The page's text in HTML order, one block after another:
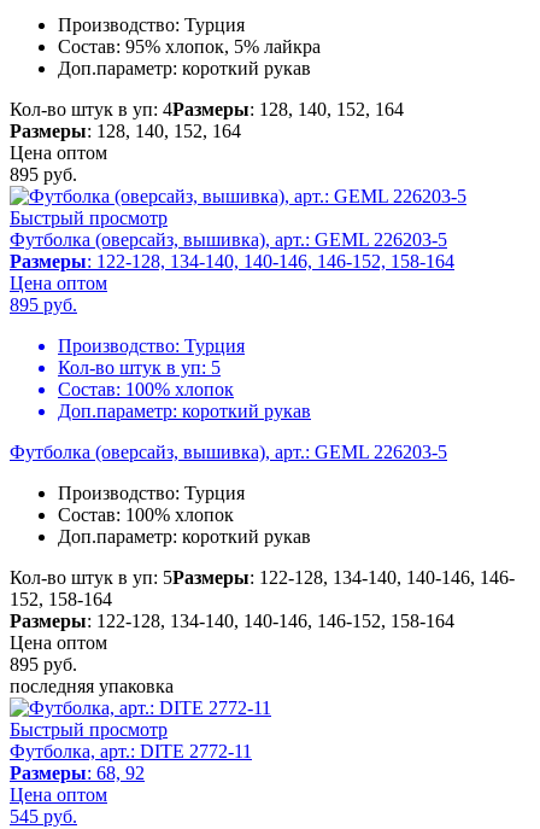
Производство: Турция
Состав: 95% хлопок, 5% лайкра
Доп.параметр: короткий рукав
Кол-во штук в уп: 4Размеры: 128, 140, 152, 164
Размеры: 128, 140, 152, 164
Цена оптом
895 руб.
Быстрый просмотр
Футболка (оверсайз, вышивка), арт.: GEML 226203-5
Размеры: 122-128, 134-140, 140-146, 146-152, 158-164
Цена оптом
895 руб.
Производство: Турция
Кол-во штук в уп: 5
Состав: 100% хлопок
Доп.параметр: короткий рукав
Футболка (оверсайз, вышивка), арт.: GEML 226203-5
Производство: Турция
Состав: 100% хлопок
Доп.параметр: короткий рукав
Кол-во штук в уп: 5Размеры: 122-128, 134-140, 140-146, 146-
152, 158-164
Размеры: 122-128, 134-140, 140-146, 146-152, 158-164
Цена оптом
895 руб.
последняя упаковка
Быстрый просмотр
Футболка, арт.: DITE 2772-11
Размеры: 68, 92
Цена оптом
545 руб.